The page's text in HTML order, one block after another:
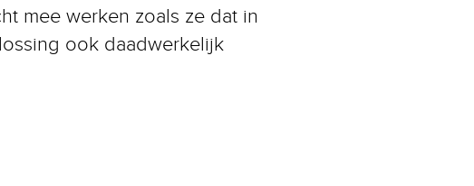
mee werken zoals ze dat in
ook daadwerkelijk